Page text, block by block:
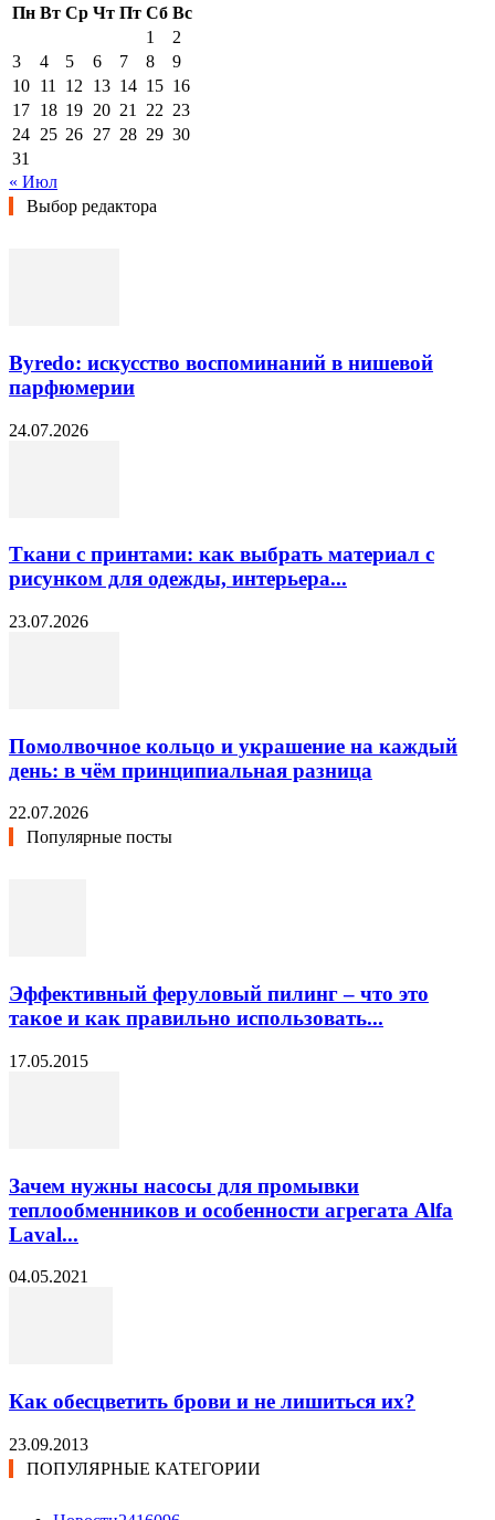
Пн Вт Ср Чт Пт Сб Вс
1
2
3
4 5 6 7 8
9
10 11 12 13 14 15 16
17 18 19 20 21 22 23
24 25 26 27 28 29 30
31
« Июл
Выбор редактора
Byredo: искусство воспоминаний в нишевой
парфюмерии
24.07.2026
Ткани с принтами: как выбрать материал с
рисунком для одежды, интерьера...
23.07.2026
Помолвочное кольцо и украшение на каждый
день: в чём принципиальная разница
22.07.2026
Популярные посты
Эффективный феруловый пилинг – что это
такое и как правильно использовать...
17.05.2015
Зачем нужны насосы для промывки
теплообменников и особенности агрегата Alfa
Laval...
04.05.2021
Как обесцветить брови и не лишиться их?
23.09.2013
ПОПУЛЯРНЫЕ КАТЕГОРИИ